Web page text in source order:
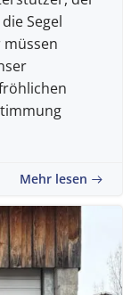
Segel
müssen
Mehr lesen